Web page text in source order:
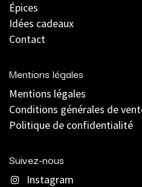
Épices
Idées cadeaux
Contact
Mentions légales
Mentions légales
Conditions générales de
Politique de confidentialité
Suivez-nous
Instagram